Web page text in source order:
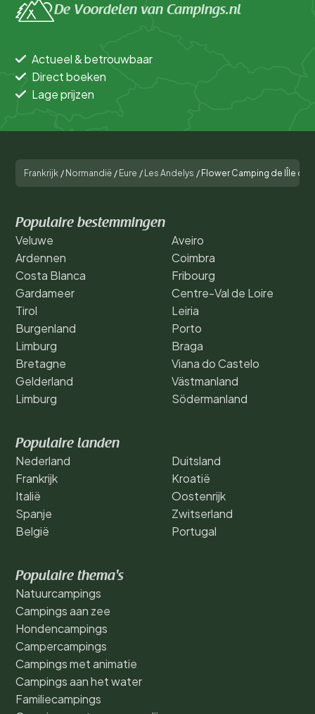
De Voordelen van Campings.nl
Actueel & betrouwbaar
Direct boeken
Lage prijzen
Frankrijk / Normandië / Eure / Les Andelys / Flower Camping de lÎle
Populaire bestemmingen
Veluwe
Ardennen
Costa Blanca
Gardameer
Tirol
Burgenland
Limburg
Bretagne
Gelderland
Limburg
Aveiro
Coimbra
Fribourg
Centre-Val de Loire
Leiria
Porto
Braga
Viana do Castelo
Västmanland
Södermanland
Populaire landen
Nederland
Frankrijk
Italië
Spanje
België
Duitsland
Kroatië
Oostenrijk
Zwitserland
Portugal
Populaire thema's
Natuurcampings
Campings aan zee
Hondencampings
Campercampings
Campings met animatie
Campings aan het water
Familiecampings